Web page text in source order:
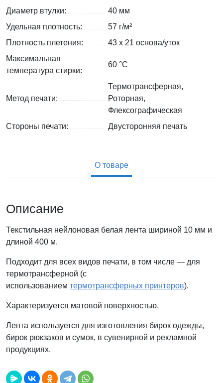
Диаметр втулки:
40 мм
Удельная плотность:
57 г/м²
Плотность плетения:
43 х 21 основа/уток
Максимальная
температура стирки:
60 °C
Метод печати:
Термотрансферная,
Роторная,
Флексографическая
Стороны печати:
Двусторонняя печать
О товаре
Описание
Текстильная нейлоновая белая лента шириной 10 мм и
длиной 400 м.
Подходит для всех видов печати, в том числе — для
термотрансферной (с
использованием термотрансферных принтеров).
Характеризуется матовой поверхностью.
Лента используется для изготовления бирок одежды,
бирок рюкзаков и сумок, в сувенирной и рекламной
продукциях.